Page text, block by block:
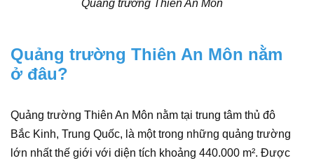
Quảng trường Thiên An Môn
Quảng trường Thiên An Môn nằm
ở đâu?
Quảng trường Thiên An Môn nằm tại trung tâm thủ đô
Bắc Kinh, Trung Quốc, là một trong những quảng trường
lớn nhất thế giới với diện tích khoảng 440.000 m². Được